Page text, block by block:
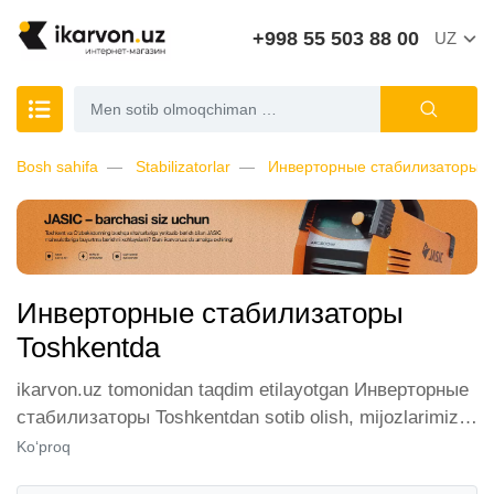
+998 55 503 88 00 UZ
Bosh sahifa Stabilizatorlar Инверторные стабилизаторы
Инверторные стабилизаторы
Toshkentda
ikarvon.uz tomonidan taqdim etilayotgan Инверторные
стабилизаторы Toshkentdan sotib olish, mijozlarimiz
orasida katta talabga ega. Biz ushbu toifadagi tovarlarni
Ko‘proq